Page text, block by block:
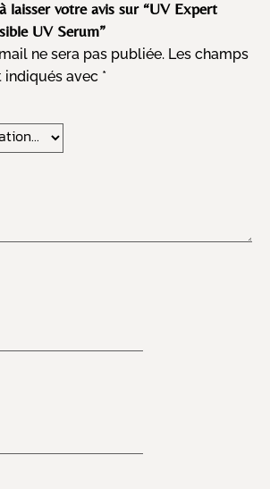
laisser votre avis sur “UV Expert
UV Serum”
ne sera pas publiée. Les champs
avec *